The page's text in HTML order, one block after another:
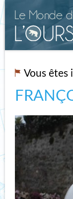
Vous êtes